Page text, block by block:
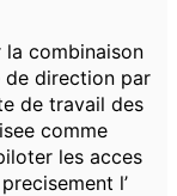
combinaison
de direction par
de travail des
comme
les acces
l’